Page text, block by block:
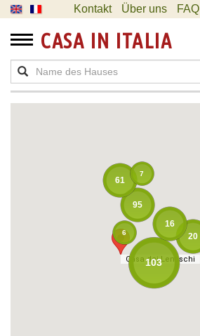
Kontakt Über uns FAQ
CASA IN ITALIA
Casa dei Lentischi
20
95
103
16
61
Casa dei Lentischi
6
7